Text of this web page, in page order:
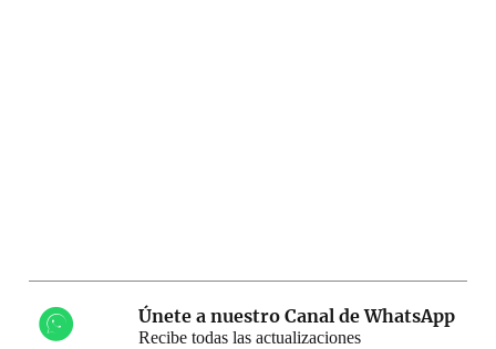
Únete a nuestro Canal de WhatsApp
Recibe todas las actualizaciones